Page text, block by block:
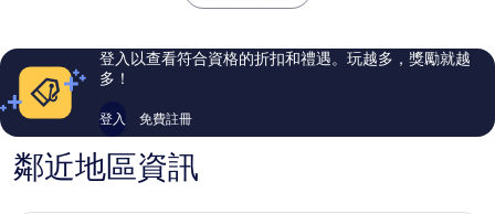
評
論
評
論
登入以查看符合資格的折扣和禮遇。玩越多，獎勵就越
多！
登入 免費註冊
鄰近地區資訊